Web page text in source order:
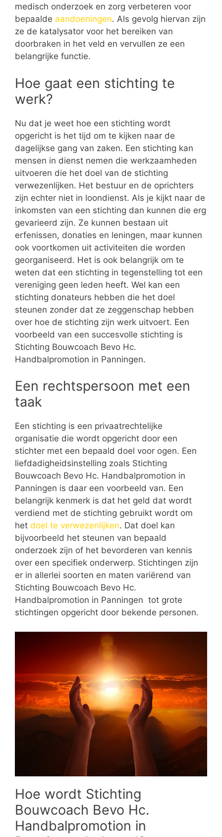
medisch onderzoek en zorg verbeteren voor
bepaalde aandoeningen. Als gevolg hiervan zijn
ze de katalysator voor het bereiken van
doorbraken in het veld en vervullen ze een
belangrijke functie.
Hoe gaat een stichting te
werk?
Nu dat je weet hoe een stichting wordt
opgericht is het tijd om te kijken naar de
dagelijkse gang van zaken. Een stichting kan
mensen in dienst nemen die werkzaamheden
uitvoeren die het doel van de stichting
verwezenlijken. Het bestuur en de oprichters
zijn echter niet in loondienst. Als je kijkt naar de
inkomsten van een stichting dan kunnen die erg
gevarieerd zijn. Ze kunnen bestaan uit
erfenissen, donaties en leningen, maar kunnen
ook voortkomen uit activiteiten die worden
georganiseerd. Het is ook belangrijk om te
weten dat een stichting in tegenstelling tot een
vereniging geen leden heeft. Wel kan een
stichting donateurs hebben die het doel
steunen zonder dat ze zeggenschap hebben
over hoe de stichting zijn werk uitvoert. Een
voorbeeld van een succesvolle stichting is
Stichting Bouwcoach Bevo Hc.
Handbalpromotion in Panningen.
Een rechtspersoon met een
taak
Een stichting is een privaatrechtelijke
organisatie die wordt opgericht door een
stichter met een bepaald doel voor ogen. Een
liefdadigheidsinstelling zoals Stichting
Bouwcoach Bevo Hc. Handbalpromotion in
Panningen is daar een voorbeeld van. Een
belangrijk kenmerk is dat het geld dat wordt
verdiend met de stichting gebruikt wordt om
het doel te verwezenlijken. Dat doel kan
bijvoorbeeld het steunen van bepaald
onderzoek zijn of het bevorderen van kennis
over een specifiek onderwerp. Stichtingen zijn
er in allerlei soorten en maten variërend van
Stichting Bouwcoach Bevo Hc.
Handbalpromotion in Panningen tot grote
stichtingen opgericht door bekende personen.
Hoe wordt Stichting
Bouwcoach Bevo Hc.
Handbalpromotion in